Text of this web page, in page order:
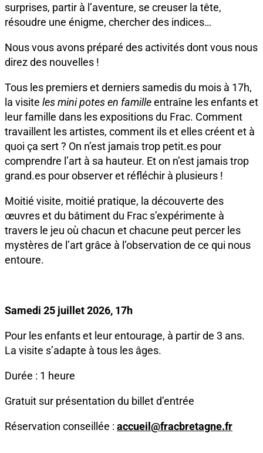
surprises, partir à l’aventure, se creuser la tête,
résoudre une énigme, chercher des indices…
Nous vous avons préparé des activités dont vous nous
direz des nouvelles !
Tous les premiers et derniers samedis du mois à 17h,
la visite les mini potes en familleentraîne les enfants et
leur famille dans les expositions du Frac. Comment
travaillent les artistes, comment ils et elles créent et à
quoi ça sert ? On n’est jamais trop petit.es pour
comprendre l’art à sa hauteur. Et on n’est jamais trop
grand.es pour observer et réfléchir à plusieurs !
Moitié visite, moitié pratique, la découverte des
œuvres et du bâtiment du Frac s’expérimente à
travers le jeu où chacun et chacune peut percer les
mystères de l’art grâce à l’observation de ce qui nous
entoure.
Samedi 25 juillet 2026, 17h
Pour les enfants et leur entourage, à partir de 3 ans.
La visite s’adapte à tous les âges.
Durée : 1 heure
Gratuit sur présentation du billet d’entrée
Réservation conseillée : accueil@fracbretagne.fr